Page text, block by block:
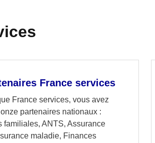
France services
France services, vous avez
partenaires nationaux :
familiales, ANTS, Assurance
maladie, Finances